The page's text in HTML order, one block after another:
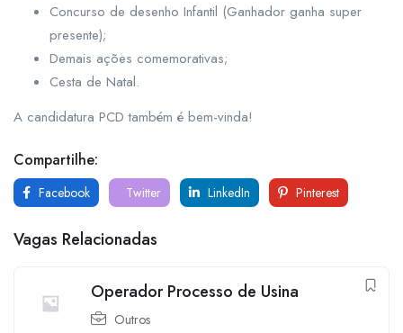
Concurso de desenho Infantil (Ganhador ganha super
presente);
Demais ações comemorativas;
Cesta de Natal.
A candidatura PCD também é bem-vinda!
Compartilhe:
Facebook Twitter LinkedIn Pinterest
Vagas Relacionadas
Operador Processo de Usina
Outros